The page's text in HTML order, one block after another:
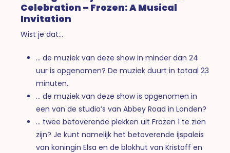
Celebration – Frozen: A Musical
Invitation
Wist je dat…
… de muziek van deze show in minder dan 24
uur is opgenomen? De muziek duurt in totaal 23
minuten.
… de muziek van deze show is opgenomen in
een van de studio’s van Abbey Road in Londen?
… twee betoverende plekken uit Frozen 1 te zien
zijn? Je kunt namelijk het betoverende ijspaleis
van koningin Elsa en de blokhut van Kristoff en